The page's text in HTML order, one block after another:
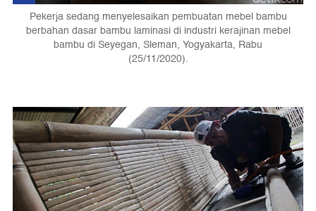
Pekerja sedang menyelesaikan pembuatan mebel bambu
berbahan dasar bambu laminasi di industri kerajinan mebel
bambu di Seyegan, Sleman, Yogyakarta, Rabu
(25/11/2020).